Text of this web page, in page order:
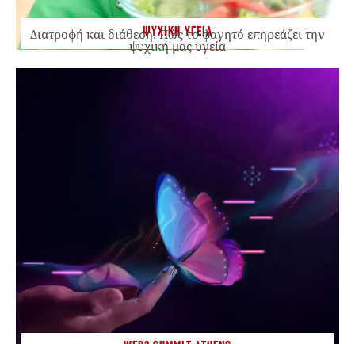
ΨΥΧΙΚΗ ΥΓΕΙΑ
Διατροφή και διάθεση: Πώς το φαγητό επηρεάζει την
ψυχική μας υγεία